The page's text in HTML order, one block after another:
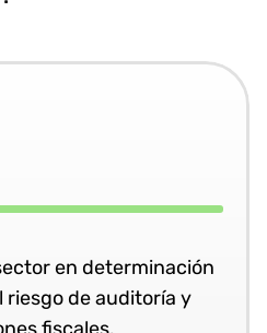
en determinación
de auditoría y